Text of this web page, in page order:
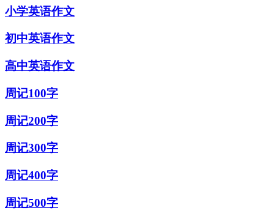
小学英语作文
初中英语作文
高中英语作文
周记100字
周记200字
周记300字
周记400字
周记500字